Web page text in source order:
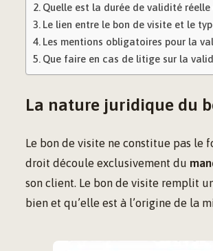
Quelle est la durée de validité réelle
Le lien entre le bon de visite et le
Les mentions obligatoires pour la
Que faire en cas de litige sur la
La nature juridique du
Le bon de visite ne constitue pas le
droit découle exclusivement du
son client. Le bon de visite remplit
bien et qu’elle est à l’origine de la